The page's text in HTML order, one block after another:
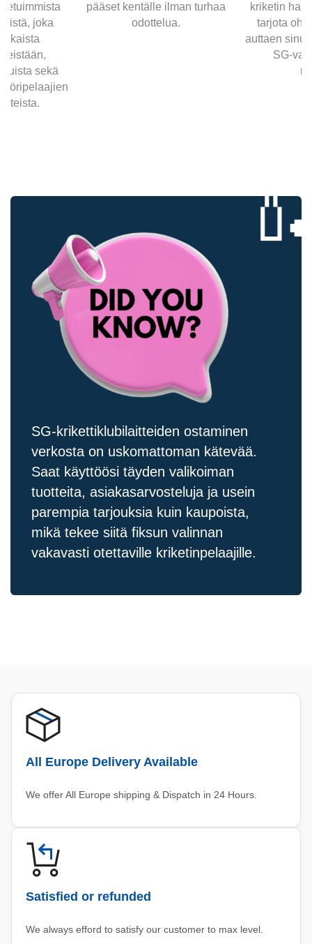
joka
sekä
pääset kentälle ilman turhaa
odottelua.
kriketin
tarjota
auttaen
SG-
SG-krikettiklubilaitteiden ostaminen
verkosta on uskomattoman kätevää.
Saat käyttöösi täyden valikoiman
tuotteita, asiakasarvosteluja ja usein
parempia tarjouksia kuin kaupoista,
mikä tekee siitä fiksun valinnan
vakavasti otettaville kriketinpelaajille.
All Europe Delivery Available
We offer All Europe shipping & Dispatch in 24 Hours.
Satisfied or refunded
We always efford to satisfy our customer to max level.